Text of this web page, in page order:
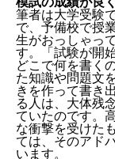
筆者は大学受験
で、予備校で授
生がおっしゃっ
す。「試験が開
どこで何を書く
た知識や問題文
きを作って書き
る人は、大体残
ていたのです。
な衝撃を受けた
ては、そのアド
います。